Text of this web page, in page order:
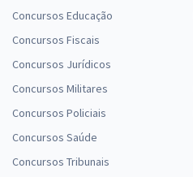
Concursos Educação
Concursos Fiscais
Concursos Jurídicos
Concursos Militares
Concursos Policiais
Concursos Saúde
Concursos Tribunais